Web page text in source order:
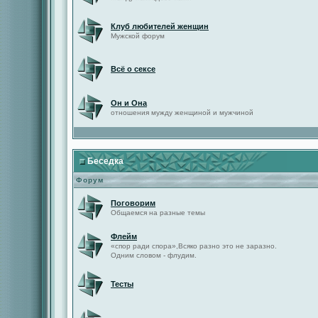
Клуб любителей женщин
Мужской форум
Всё о сексе
Он и Она
отношения мужду женщиной и мужчиной
Беседка
Форум
Поговорим
Общаемся на разные темы
Флейм
«спор ради спора»,Всяко разно это не заразно.
Одним словом - флудим.
Тесты